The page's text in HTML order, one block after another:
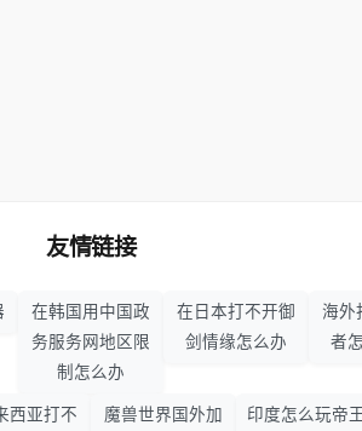
友情链接
在韩国用中国政
务服务网地区限
制怎么办
在日本打不开御
剑情缘怎么办
海外
者
西亚打不 魔兽世界国外加 印度怎么玩帝